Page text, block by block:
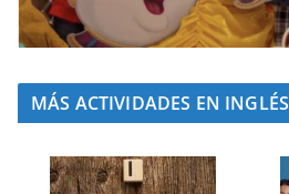
MÁS ACTIVIDADES EN INGLÉS